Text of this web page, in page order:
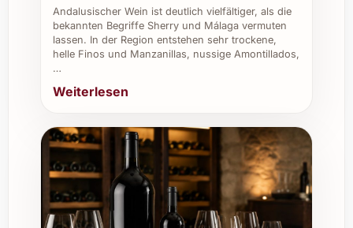
Andalusischer Wein ist deutlich vielfältiger, als die
bekannten Begriffe Sherry und Málaga vermuten
lassen. In der Region entstehen sehr trockene,
helle Finos und Manzanillas, nussige Amontillados,
…
Weiterlesen